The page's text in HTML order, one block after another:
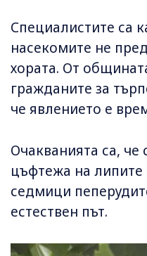
Специалистите са
насекомите не
хората. От
гражданите за
че явлението е
Очакванията са, че
цъфтежа на
седмици
естествен път.